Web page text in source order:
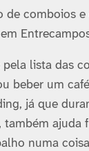
de comboios
lista das
beber um
já que
ajuda
numa